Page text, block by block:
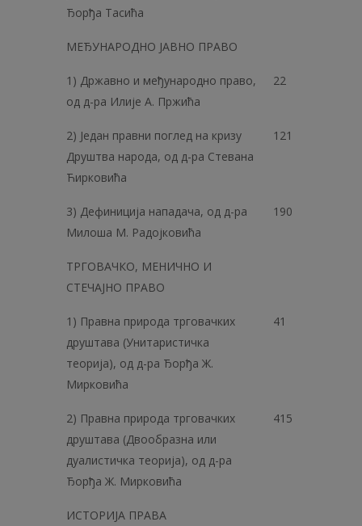
Ђорђа Тасића
МЕЂУНАРОДНО ЈАВНО ПРАВО
1) Државно и међународно право,
од д-ра Илије А. Пржића
22
2) Један правни поглед на кризу
Друштва народа, од д-ра Стевана
Ћирковића
121
3) Дефиниција нападача, од д-ра
Милоша М. Радојковића
190
ТРГОВАЧКО, МЕНИЧНО И
СТЕЧАЈНО ПРАВО
1) Правна природа трговачких
друштава (Унитаристичка
теорија), од д-ра Ђорђа Ж.
Мирковића
41
2) Правна природа трговачких
друштава (Двообразна или
дуалистичка теорија), од д-ра
Ђорђа Ж. Мирковића
415
ИСТОРИЈА ПРАВА